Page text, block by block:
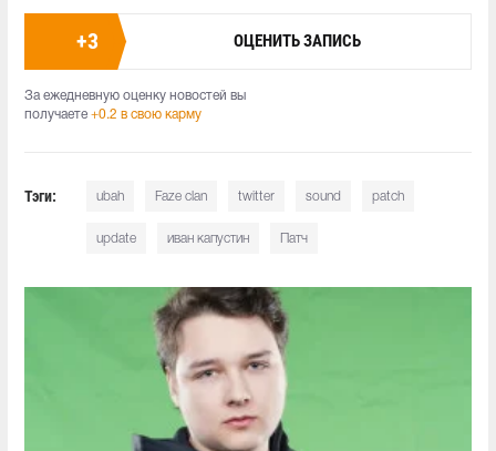
+3 ОЦЕНИТЬ ЗАПИСЬ
За ежедневную оценку новостей вы
получаете +0.2 в свою карму
Тэги: ubah Faze clan twitter sound patch
update иван капустин Патч